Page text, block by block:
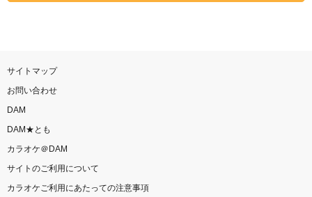
サイトマップ
お問い合わせ
DAM
DAM★とも
カラオケ＠DAM
サイトのご利用について
カラオケご利用にあたっての注意事項